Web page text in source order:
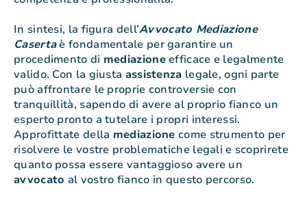
In sintesi, la figura dell’Avvocato Mediazione
Casertaè fondamentale per garantire un
procedimento di mediazioneefficace e legalmente
valido. Con la giusta assistenza legale, ogni parte
può affrontare le proprie controversie con
tranquillità, sapendo di avere al proprio fianco un
esperto pronto a tutelare i propri interessi.
Approfittate della mediazione come strumento per
risolvere le vostre problematiche legali e scoprirete
quanto possa essere vantaggioso avere un
avvocato al vostro fianco in questo percorso.